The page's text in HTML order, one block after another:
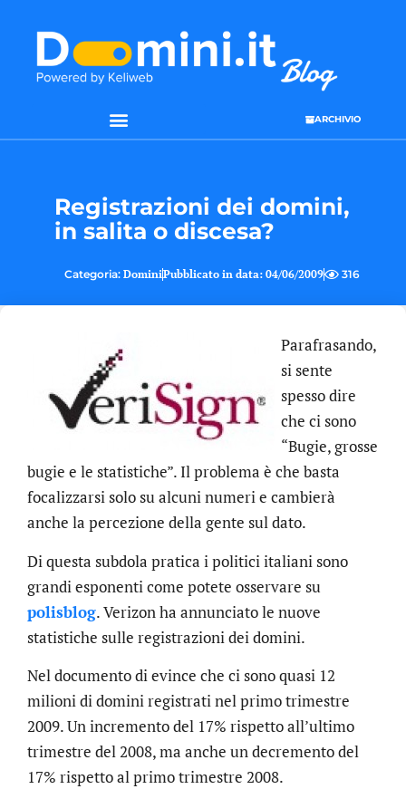
ARCHIVIO
Registrazioni dei domini,
in salita o discesa?
Categoria: DominiPubblicato in data: 04/06/2009 316
Parafrasando,
si sente
spesso dire
che ci sono
“Bugie, grosse
bugie e le statistiche”. Il problema è che basta
focalizzarsi solo su alcuni numeri e cambierà
anche la percezione della gente sul dato.
Di questa subdola pratica i politici italiani sono
grandi esponenti come potete osservare su
polisblog. Verizon ha annunciato le nuove
statistiche sulle registrazioni dei domini.
Nel documento di evince che ci sono quasi 12
milioni di domini registrati nel primo trimestre
2009. Un incremento del 17% rispetto all’ultimo
trimestre del 2008, ma anche un decremento del
17% rispetto al primo trimestre 2008.